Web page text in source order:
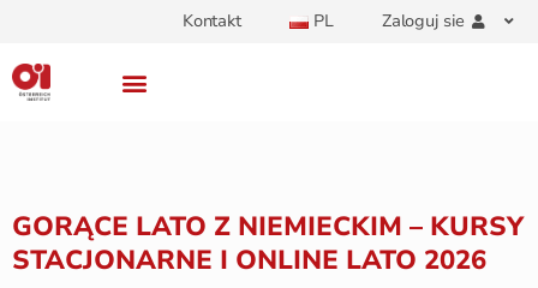
Kontakt PL Zaloguj sie
GORĄCE LATO Z NIEMIECKIM – KURSY
STACJONARNE I ONLINE LATO 2026